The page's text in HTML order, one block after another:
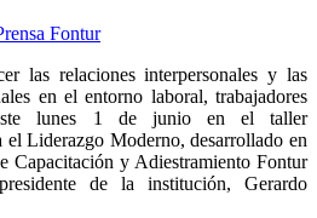
Fontur
las relaciones interpersonales y las
en el entorno laboral, trabajadores
lunes 1 de junio en el taller
Liderazgo Moderno, desarrollado en
Capacitación y Adiestramiento Fontur
de la institución, Gerardo